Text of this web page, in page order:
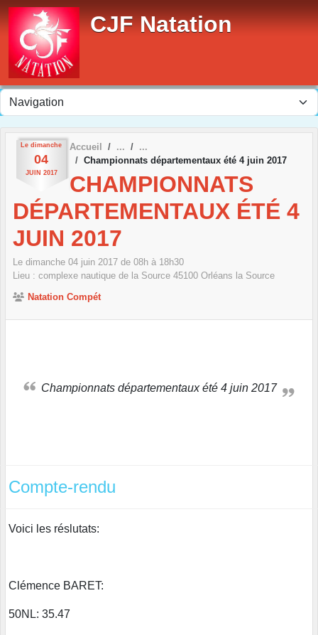
CJF Natation
Le dimanche
04
JUIN 2017
Accueil
Championnats départementaux été 4 juin 2017
CHAMPIONNATS
DÉPARTEMENTAUX ÉTÉ 4
JUIN 2017
Le dimanche 04 juin 2017 de 08h à 18h30
Lieu : complexe nautique de la Source 45100 Orléans la Source
Natation Compét
Championnats départementaux été 4 juin 2017
Compte-rendu
Voici les réslutats:
Clémence BARET:
50NL: 35.47
Panneau de gestion des cookies